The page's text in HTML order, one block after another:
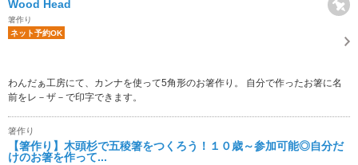
Wood Head
箸作り
ネット予約OK
わんだぁ工房にて、カンナを使って5角形のお箸作り。 自分で作ったお箸に名
前をレ－ザ－で印字できます。
箸作り
【箸作り】木頭杉で五稜箸をつくろう！１０歳～参加可能◎自分だ
けのお箸を作って...